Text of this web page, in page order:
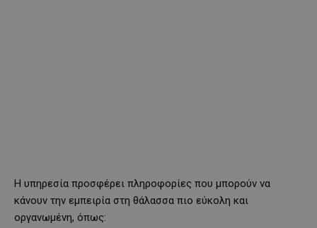
Η υπηρεσία προσφέρει πληροφορίες που μπορούν να
κάνουν την εμπειρία στη θάλασσα πιο εύκολη και
οργανωμένη, όπως: